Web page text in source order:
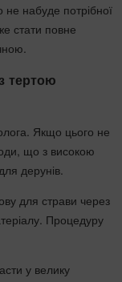
не набуде потрібної
стати повне
тертою
Якщо цього не
що з високою
дерунів.
для страви через
Процедуру
у велику